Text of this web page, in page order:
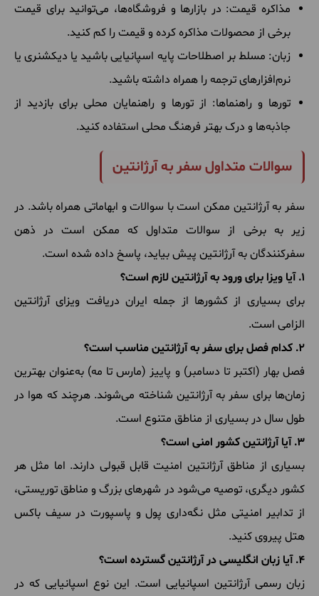
مذاکره قیمت: در بازارها و فروشگاه‌ها، می‌توانید برای قیمت
برخی از محصولات مذاکره کرده و قیمت را کم کنید.
زبان: مسلط بر اصطلاحات پایه اسپانیایی باشید یا دیکشنری یا
نرم‌افزارهای ترجمه را همراه داشته باشید.
تورها و راهنماها: از تورها و راهنمایان محلی برای بازدید از
جاذبه‌ها و درک بهتر فرهنگ محلی استفاده کنید.
سوالات متداول سفر به آرژانتین
سفر به آرژانتین ممکن است با سوالات و ابهاماتی همراه باشد. در
زیر به برخی از سوالات متداول که ممکن است در ذهن
سفرکنندگان به آرژانتین پیش بیاید، پاسخ داده شده است.
1. آیا ویزا برای ورود به آرژانتین لازم است؟
برای بسیاری از کشورها از جمله ایران دریافت ویزای آرژانتین
الزامی است.
2. کدام فصل برای سفر به آرژانتین مناسب است؟
فصل بهار (اکتبر تا دسامبر) و پاییز (مارس تا مه) به‌عنوان بهترین
زمان‌ها برای سفر به آرژانتین شناخته می‌شوند. هرچند که هوا در
طول سال در بسیاری از مناطق متنوع است.
3. آیا آرژانتین کشور امنی است؟
بسیاری از مناطق آرژانتین امنیت قابل قبولی دارند. اما مثل هر
کشور دیگری، توصیه می‌شود در شهرهای بزرگ و مناطق توریستی،
از تدابیر امنیتی مثل نگه‌داری پول و پاسپورت در سیف باکس
هتل پیروی کنید.
4. آیا زبان انگلیسی در آرژانتین گسترده است؟
زبان رسمی آرژانتین اسپانیایی است. این نوع اسپانیایی که در